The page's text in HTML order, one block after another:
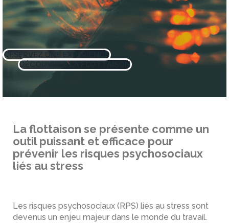
RÉSERVEZ UNE EXPÉRIENCE
DÉCOUVREZ LA FLOTTAISON
La flottaison se présente comme un
outil puissant et efficace pour
prévenir les risques psychosociaux
liés au stress
Les risques psychosociaux (RPS) liés au stress sont
devenus un enjeu majeur dans le monde du travail.